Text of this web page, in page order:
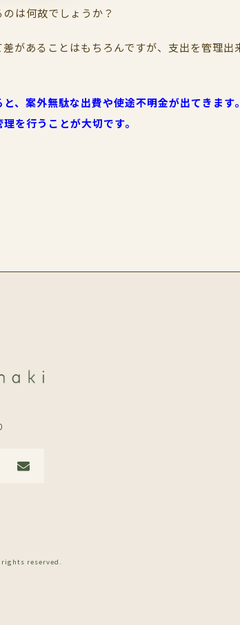
は何故でしょうか？
があることはもちろんですが、支出を管理
、案外無駄な出費や使途不明金が出てきま
を行うことが大切です。
rights reserved.